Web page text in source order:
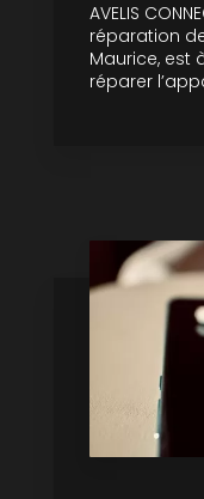
AVELIS
réparation
Maurice, est
réparer